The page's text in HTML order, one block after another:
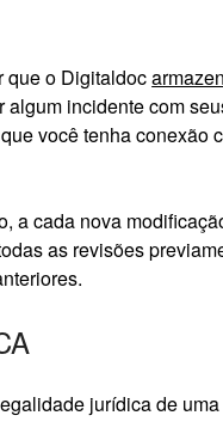
que o Digitaldoc
algum incidente com
você tenha conexão
a cada nova
as revisões
jurídica de